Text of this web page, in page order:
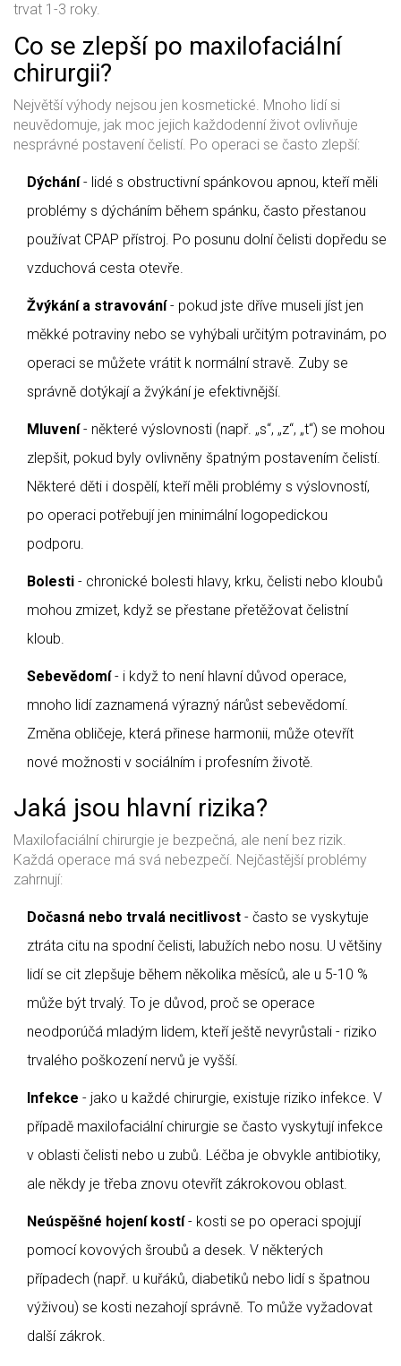
trvat 1-3 roky.
Co se zlepší po maxilofaciální
chirurgii?
Největší výhody nejsou jen kosmetické. Mnoho lidí si
neuvědomuje, jak moc jejich každodenní život ovlivňuje
nesprávné postavení čelistí. Po operaci se často zlepší:
Dýchání- lidé s obstructivní spánkovou apnou, kteří měli
problémy s dýcháním během spánku, často přestanou
používat CPAP přístroj. Po posunu dolní čelisti dopředu se
vzduchová cesta otevře.
Žvýkání a stravování- pokud jste dříve museli jíst jen
měkké potraviny nebo se vyhýbali určitým potravinám, po
operaci se můžete vrátit k normální stravě. Zuby se
správně dotýkají a žvýkání je efektivnější.
Mluvení- některé výslovnosti (např. „s“, „z“, „t“) se mohou
zlepšit, pokud byly ovlivněny špatným postavením čelistí.
Některé děti i dospělí, kteří měli problémy s výslovností,
po operaci potřebují jen minimální logopedickou
podporu.
Bolesti - chronické bolesti hlavy, krku, čelisti nebo kloubů
mohou zmizet, když se přestane přetěžovat čelistní
kloub.
Sebevědomí- i když to není hlavní důvod operace,
mnoho lidí zaznamená výrazný nárůst sebevědomí.
Změna obličeje, která přinese harmonii, může otevřít
nové možnosti v sociálním i profesním životě.
Jaká jsou hlavní rizika?
Maxilofaciální chirurgie je bezpečná, ale není bez rizik.
Každá operace má svá nebezpečí. Nejčastější problémy
zahrnují:
Dočasná nebo trvalá necitlivost - často se vyskytuje
ztráta citu na spodní čelisti, labužích nebo nosu. U většiny
lidí se cit zlepšuje během několika měsíců, ale u 5-10 %
může být trvalý. To je důvod, proč se operace
neodporúčá mladým lidem, kteří ještě nevyrůstali - riziko
trvalého poškození nervů je vyšší.
Infekce - jako u každé chirurgie, existuje riziko infekce. V
případě maxilofaciální chirurgie se často vyskytují infekce
v oblasti čelisti nebo u zubů. Léčba je obvykle antibiotiky,
ale někdy je třeba znovu otevřít zákrokovou oblast.
Neúspěšné hojení kostí- kosti se po operaci spojují
pomocí kovových šroubů a desek. V některých
případech (např. u kuřáků, diabetiků nebo lidí s špatnou
výživou) se kosti nezahojí správně. To může vyžadovat
další zákrok.